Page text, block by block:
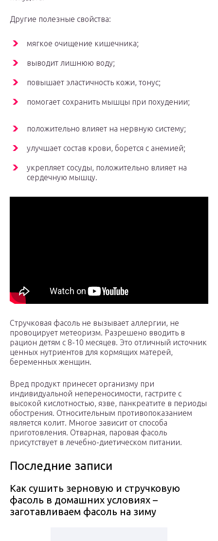
Другие полезные свойства:
мягкое очищение кишечника;
выводит лишнюю воду;
повышает эластичность кожи, тонус;
помогает сохранить мышцы при похудении;
положительно влияет на нервную систему;
улучшает состав крови, борется с анемией;
укрепляет сосуды, положительно влияет на
сердечную мышцу.
Стручковая фасоль не вызывает аллергии, не
провоцирует метеоризм. Разрешено вводить в
рацион детям с 8-10 месяцев. Это отличный источник
ценных нутриентов для кормящих матерей,
беременных женщин.
Вред продукт принесет организму при
индивидуальной непереносимости, гастрите с
высокой кислотностью, язве, панкреатите в периоды
обострения. Относительным противопоказанием
является колит. Многое зависит от способа
приготовления. Отварная, паровая фасоль
присутствует в лечебно-диетическом питании.
Последние записи
Как сушить зерновую и стручковую
фасоль в домашних условиях –
заготавливаем фасоль на зиму